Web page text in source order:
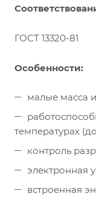
ГОСТ 13320-81
Особенности:
малые масса
температурах
контроль
электронная
встроенная